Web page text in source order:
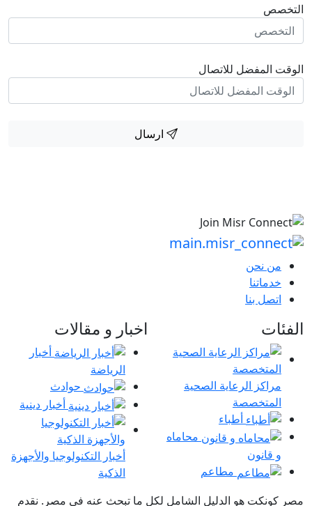
التخصص
الوقت المفضل للاتصال
ارسال
من نحن
خدماتنا
اتصل بنا
الفئات
مراكز الرعاية الصحية
المتخصصة
أطباء
محاماه
و قانون
مطاعم
اخبار و مقالات
أخبار
الرياضة
حوادث
أخبار دينية
أخبار التكنولوجيا والأجهزة
الذكية
مصر كونكت هو الدليل الشامل لكل ما تبحث عنه في مصر. نقدم